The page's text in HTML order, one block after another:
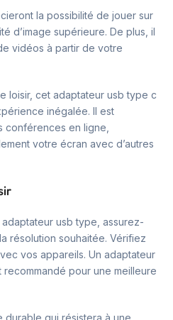
la possibilité de jouer sur
d’image supérieure. De plus, il
vidéos à partir de votre
loisir, cet adaptateur usb type c
inégalée. Il est
conférences en ligne,
votre écran avec d’autres
usb type, assurez-
résolution souhaitée. Vérifiez
vos appareils. Un adaptateur
pour une meilleure
durable qui résistera à une